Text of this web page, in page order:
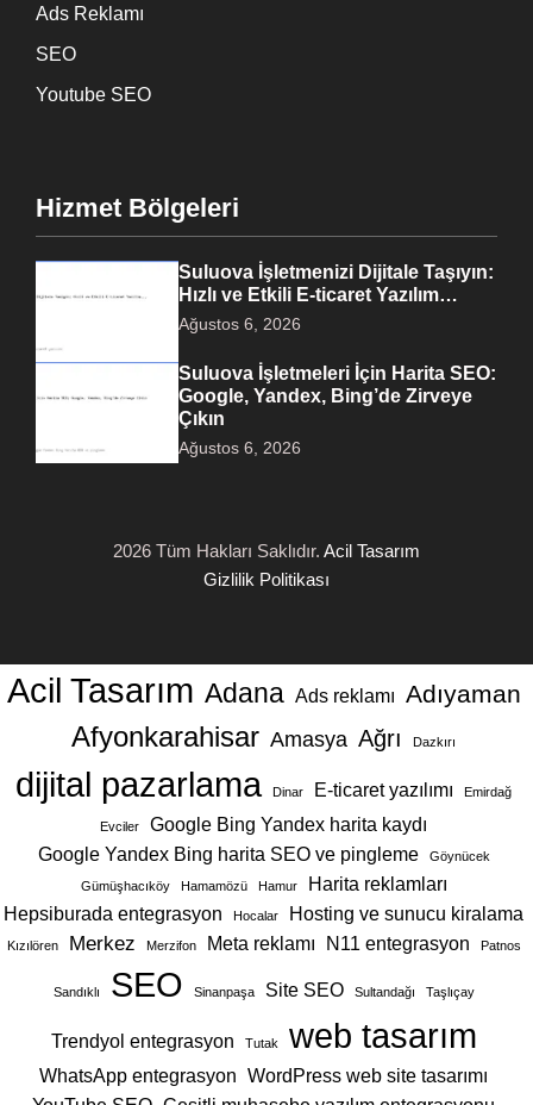
Ads Reklamı
SEO
Youtube SEO
Hizmet Bölgeleri
Suluova İşletmenizi Dijitale Taşıyın:
Hızlı ve Etkili E-ticaret Yazılım…
Ağustos 6, 2026
Suluova İşletmeleri İçin Harita SEO:
Google, Yandex, Bing’de Zirveye
Çıkın
Ağustos 6, 2026
2026 Tüm Hakları Saklıdır. Acil Tasarım
Gizlilik Politikası
Acil Tasarım Adana Ads reklamı Adıyaman
Afyonkarahisar Amasya Ağrı Dazkırı
dijital pazarlama Dinar E-ticaret yazılımı Emirdağ
Evciler
Google Bing Yandex harita kaydı
Google Yandex Bing harita SEO ve pingleme
Göynücek
Gümüşhacıköy Hamamözü Hamur
Harita reklamları
Hepsiburada entegrasyon
Hocalar Hosting ve sunucu kiralama
Kızılören Merkez Merzifon Meta reklamı N11 entegrasyon Patnos
Sandıklı SEO Sinanpaşa Site SEO Sultandağı Taşlıçay
Trendyol entegrasyon Tutak web tasarım
WhatsApp entegrasyon WordPress web site tasarımı